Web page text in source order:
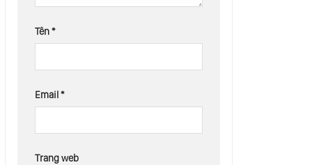
Tên*
Email*
Trang web